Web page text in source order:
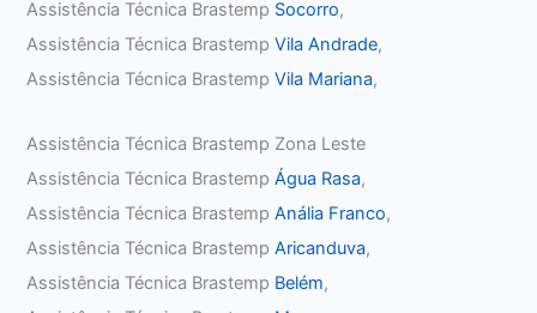
Assistência Técnica Brastemp Socorro,
Assistência Técnica BrastempVila Andrade,
Assistência Técnica BrastempVila Mariana,
Assistência Técnica Brastemp Zona Leste
Assistência Técnica BrastempÁgua Rasa,
Assistência Técnica BrastempAnália Franco,
Assistência Técnica BrastempAricanduva,
Assistência Técnica Brastemp Belém,